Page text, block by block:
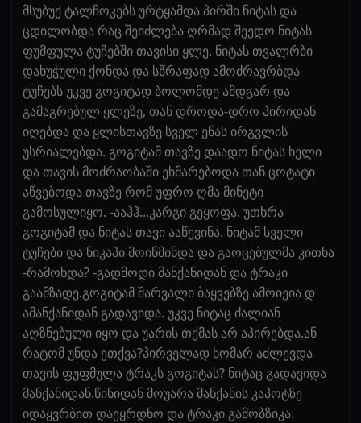
მსუბუქ ტალჩოკებს ურტყამდა პირში ნიტას და
ცდილობდა რაც შეიძლება ღრმად შეედო ნიტას
ფუმფულა ტუჩებში თავისი ყლე. ნიტას თვალრბი
დახუჭული ქონდა და სწრაფად ამოძრავრბდა
ტუჩებს უკვე გოგიტად ბოლომდე ამდგარ და
გამაგრებულ ყლეზე, თან დროდა-დრო პირიდან
იღებდა და ყლისთავზე სველ ენას ირგვლის
უსრიალებდა. გოგიტამ თავზე დაადო ნიტას ხელი
და თავის მოძრაობაში ეხმარებოდა თან ცოტატი
აწვებოდა თავზე რომ უფრო ღმა მინეტი
გამოსულიყო. -ააჰჰ...კარგი გეყოფა. უთხრა
გოგიტამ და ნიტას თავი ააწევინა. ნიტამ სველი
ტუჩები და ნიკაპი მოიწმინდა და გაოცებულმა კითხა
-რამოხდა? -გადმოდი მანქანიდან და ტრაკი
გაამზადე.გოგიტამ შარვალი ბაყვებზე ამოიეია დ
ამანქანიდან გადავიდა. უკვე ნიტაც ძალიან
აღზნებული იყო და უარის თქმას არ აპირებდა.ან
რატომ უნდა ეთქვა?პირველად ხომარ აძლევდა
თავის ფუფმულა ტრაკს გოგიტას? ნიტაც გადავიდა
მანქანიდან.წინიდან მოუარა მანქანის კაპოტზე
იდაყვრბით დაეყრდნო და ტრაკი გამობზიკა.